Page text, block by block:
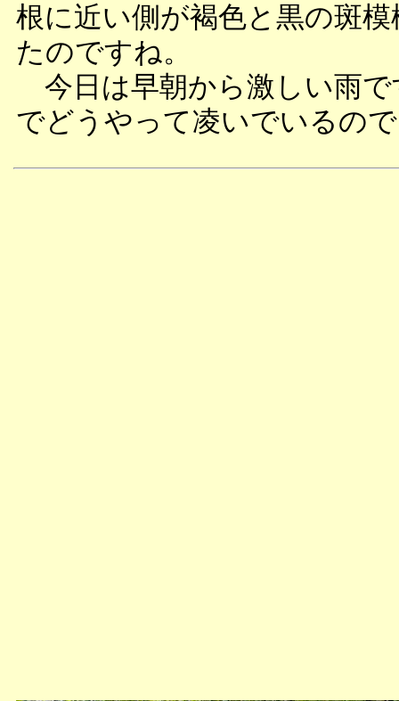
根に近い側が褐色と黒の斑
たのですね。
今日は早朝から激しい雨で
でどうやって凌いでいるの